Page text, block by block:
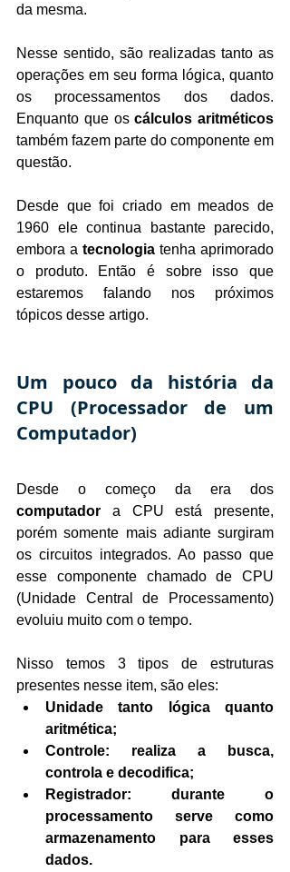
da mesma.
Nesse sentido, são realizadas tanto as
operações em seu forma lógica, quanto
os processamentos dos dados.
Enquanto que os cálculos aritméticos
também fazem parte do componente em
questão.
Desde que foi criado em meados de
1960 ele continua bastante parecido,
embora a tecnologia tenha aprimorado
o produto. Então é sobre isso que
estaremos falando nos próximos
tópicos desse artigo.
Um pouco da história da
CPU (Processador de um
Computador)
computador a CPU está presente,
porém somente mais adiante surgiram
os circuitos integrados. Ao passo que
esse componente chamado de CPU
(Unidade Central de Processamento)
evoluiu muito com o tempo.
Nisso temos 3 tipos de estruturas
presentes nesse item, são eles:
Unidade tanto lógica quanto
aritmética;
Controle: realiza a busca,
controla e decodifica;
Registrador: durante o
processamento serve como
armazenamento para esses
dados.